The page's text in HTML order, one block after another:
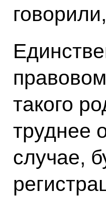
такого
труднее
случае,